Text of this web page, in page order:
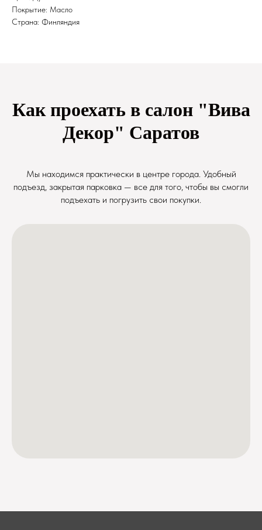
Покрытие: Масло
Страна: Финляндия
Как проехать в салон "Вива
Декор" Саратов
Мы находимся практически в центре города. Удобный
подъезд, закрытая парковка — все для того, чтобы вы смогли
подъехать и погрузить свои покупки.